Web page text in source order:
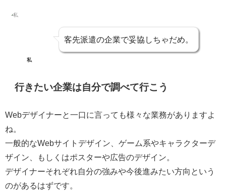
私
客先派遣の企業で妥協しちゃだめ。
行きたい企業は自分で調べて行こう
Webデザイナーと一口に言っても様々な業務がありますよ
ね。
一般的なWebサイトデザイン、ゲーム系やキャラクターデ
ザイン、もしくはポスターや広告のデザイン。
デザイナーそれぞれ自分の強みや今後進みたい方向という
のがあるはずです。